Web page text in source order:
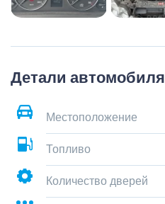
Детали автомобиля
Местоположение
Топливо
Количество дверей